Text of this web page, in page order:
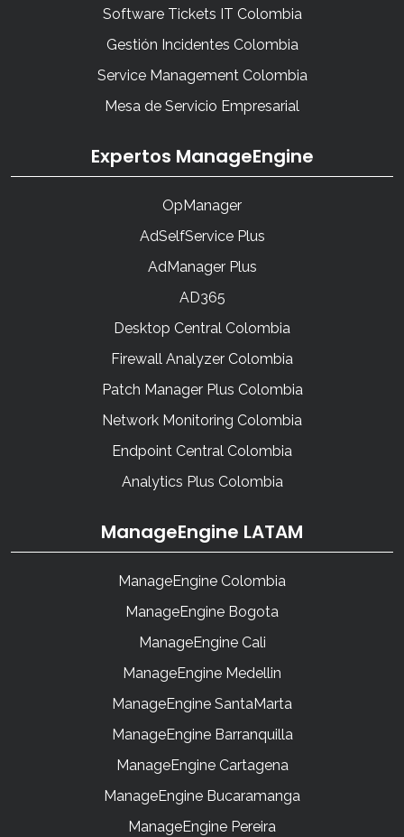
Software Tickets IT Colombia
Gestión Incidentes Colombia
Service Management Colombia
Mesa de Servicio Empresarial
Expertos ManageEngine
OpManager
AdSelfService Plus
AdManager Plus
AD365
Desktop Central Colombia
Firewall Analyzer Colombia
Patch Manager Plus Colombia
Network Monitoring Colombia
Endpoint Central Colombia
Analytics Plus Colombia
ManageEngine LATAM
ManageEngine Colombia
ManageEngine Bogota
ManageEngine Cali
ManageEngine Medellin
ManageEngine SantaMarta
ManageEngine Barranquilla
ManageEngine Cartagena
ManageEngine Bucaramanga
ManageEngine Pereira